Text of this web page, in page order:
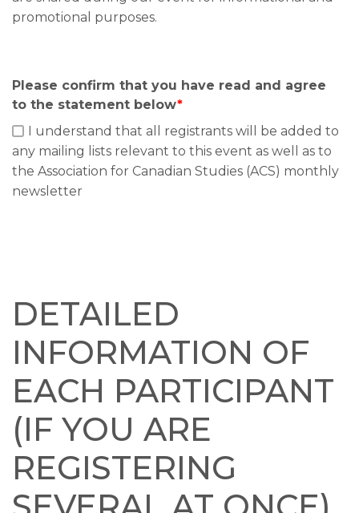
promotional purposes.
Please confirm that you have read and agree
to the statement below*
I understand that all registrants will be added to
any mailing lists relevant to this event as well as to
the Association for Canadian Studies (ACS) monthly
newsletter
DETAILED
INFORMATION OF
EACH PARTICIPANT
(IF YOU ARE
REGISTERING